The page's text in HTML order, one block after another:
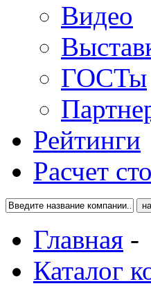
Видео
ГОСТы
Рейтинги
Расчет
Главная -
Каталог